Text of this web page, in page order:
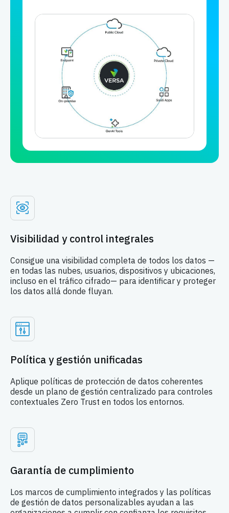
Visibilidad y control integrales
Consigue una visibilidad completa de todos los datos —
en todas las nubes, usuarios, dispositivos y ubicaciones,
incluso en el tráfico cifrado— para identificar y proteger
los datos allá donde fluyan.
Política y gestión unificadas
Aplique políticas de protección de datos coherentes
desde un plano de gestión centralizado para controles
contextuales Zero Trust en todos los entornos.
Garantía de cumplimiento
Los marcos de cumplimiento integrados y las políticas
de gestión de datos personalizables ayudan a las